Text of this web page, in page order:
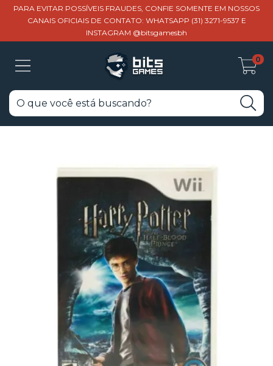
PARA EVITAR POSSÍVEIS FRAUDES, CONFIE SOMENTE EM NOSSOS
CANAIS OFICIAIS DE CONTATO: WHATSAPP (31) 3271-9537 E
INSTAGRAM @bitsgamesbh
0